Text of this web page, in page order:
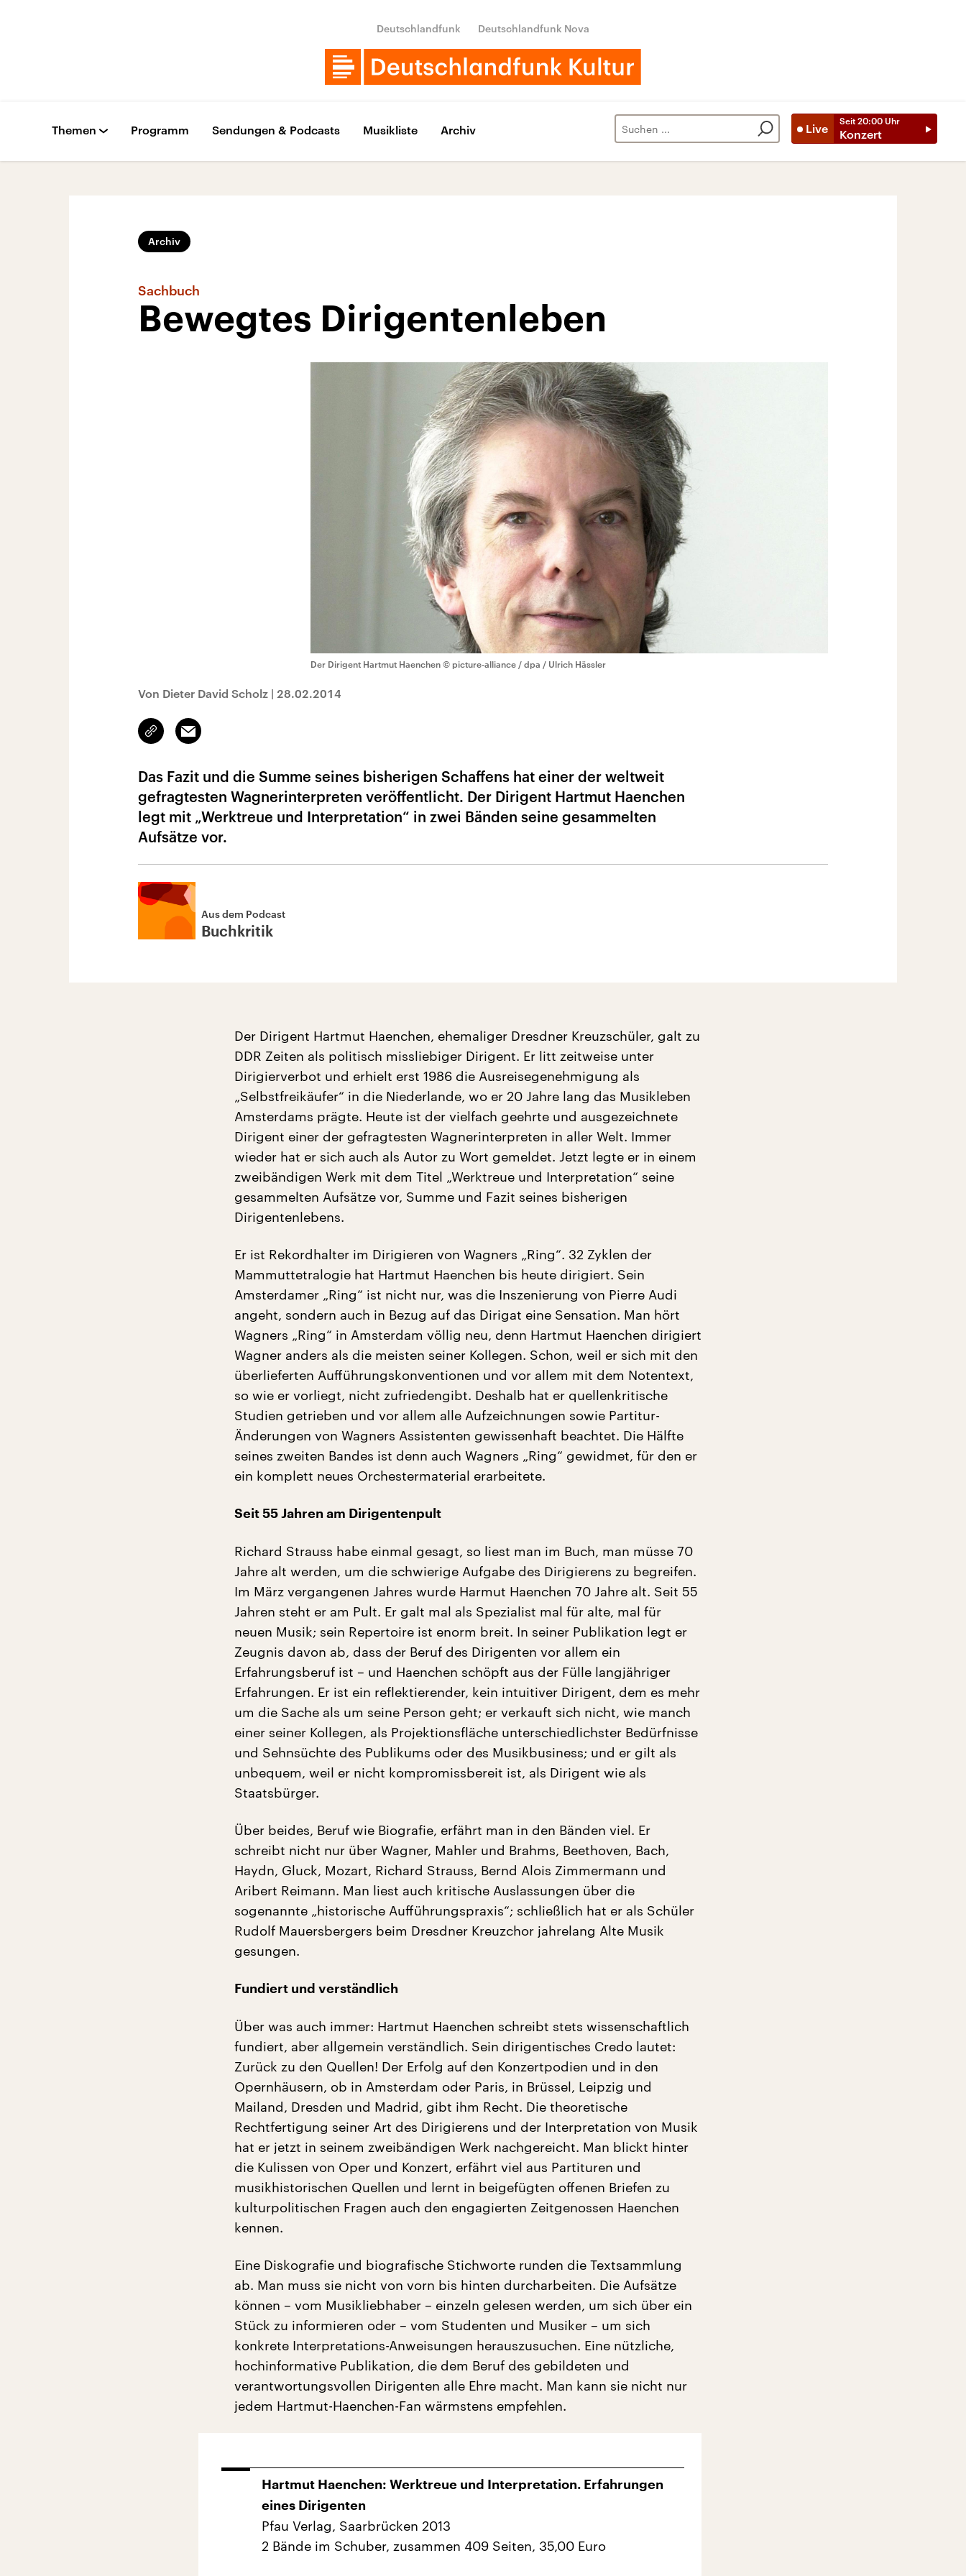
Deutschlandfunk Deutschlandfunk Nova
Live
Seit 20:00 Uhr
Konzert
Themen Programm Sendungen & Podcasts Musikliste Archiv
Archiv
Sachbuch
Bewegtes Dirigentenleben
Der Dirigent Hartmut Haenchen © picture-alliance / dpa / Ulrich Hässler
Von Dieter David Scholz | 28.02.2014
Link
kopieren/teilen
Email
Das Fazit und die Summe seines bisherigen Schaffens hat einer der weltweit
gefragtesten Wagnerinterpreten veröffentlicht. Der Dirigent Hartmut Haenchen
legt mit „Werktreue und Interpretation“ in zwei Bänden seine gesammelten
Aufsätze vor.
Aus dem Podcast
Buchkritik
Der Dirigent Hartmut Haenchen, ehemaliger Dresdner Kreuzschüler, galt zu
DDR Zeiten als politisch missliebiger Dirigent. Er litt zeitweise unter
Dirigierverbot und erhielt erst 1986 die Ausreisegenehmigung als
„Selbstfreikäufer“ in die Niederlande, wo er 20 Jahre lang das Musikleben
Amsterdams prägte. Heute ist der vielfach geehrte und ausgezeichnete
Dirigent einer der gefragtesten Wagnerinterpreten in aller Welt. Immer
wieder hat er sich auch als Autor zu Wort gemeldet. Jetzt legte er in einem
zweibändigen Werk mit dem Titel „Werktreue und Interpretation“ seine
gesammelten Aufsätze vor, Summe und Fazit seines bisherigen
Dirigentenlebens.
Er ist Rekordhalter im Dirigieren von Wagners „Ring“. 32 Zyklen der
Mammuttetralogie hat Hartmut Haenchen bis heute dirigiert. Sein
Amsterdamer „Ring“ ist nicht nur, was die Inszenierung von Pierre Audi
angeht, sondern auch in Bezug auf das Dirigat eine Sensation. Man hört
Wagners „Ring“ in Amsterdam völlig neu, denn Hartmut Haenchen dirigiert
Wagner anders als die meisten seiner Kollegen. Schon, weil er sich mit den
überlieferten Aufführungskonventionen und vor allem mit dem Notentext,
so wie er vorliegt, nicht zufriedengibt. Deshalb hat er quellenkritische
Studien getrieben und vor allem alle Aufzeichnungen sowie Partitur-
Änderungen von Wagners Assistenten gewissenhaft beachtet. Die Hälfte
seines zweiten Bandes ist denn auch Wagners „Ring“ gewidmet, für den er
ein komplett neues Orchestermaterial erarbeitete.
Seit 55 Jahren am Dirigentenpult
Richard Strauss habe einmal gesagt, so liest man im Buch, man müsse 70
Jahre alt werden, um die schwierige Aufgabe des Dirigierens zu begreifen.
Im März vergangenen Jahres wurde Harmut Haenchen 70 Jahre alt. Seit 55
Jahren steht er am Pult. Er galt mal als Spezialist mal für alte, mal für
neuen Musik; sein Repertoire ist enorm breit. In seiner Publikation legt er
Zeugnis davon ab, dass der Beruf des Dirigenten vor allem ein
Erfahrungsberuf ist – und Haenchen schöpft aus der Fülle langjähriger
Erfahrungen. Er ist ein reflektierender, kein intuitiver Dirigent, dem es mehr
um die Sache als um seine Person geht; er verkauft sich nicht, wie manch
einer seiner Kollegen, als Projektionsfläche unterschiedlichster Bedürfnisse
und Sehnsüchte des Publikums oder des Musikbusiness; und er gilt als
unbequem, weil er nicht kompromissbereit ist, als Dirigent wie als
Staatsbürger.
Über beides, Beruf wie Biografie, erfährt man in den Bänden viel. Er
schreibt nicht nur über Wagner, Mahler und Brahms, Beethoven, Bach,
Haydn, Gluck, Mozart, Richard Strauss, Bernd Alois Zimmermann und
Aribert Reimann. Man liest auch kritische Auslassungen über die
sogenannte „historische Aufführungspraxis“; schließlich hat er als Schüler
Rudolf Mauersbergers beim Dresdner Kreuzchor jahrelang Alte Musik
gesungen.
Fundiert und verständlich
Über was auch immer: Hartmut Haenchen schreibt stets wissenschaftlich
fundiert, aber allgemein verständlich. Sein dirigentisches Credo lautet:
Zurück zu den Quellen! Der Erfolg auf den Konzertpodien und in den
Opernhäusern, ob in Amsterdam oder Paris, in Brüssel, Leipzig und
Mailand, Dresden und Madrid, gibt ihm Recht. Die theoretische
Rechtfertigung seiner Art des Dirigierens und der Interpretation von Musik
hat er jetzt in seinem zweibändigen Werk nachgereicht. Man blickt hinter
die Kulissen von Oper und Konzert, erfährt viel aus Partituren und
musikhistorischen Quellen und lernt in beigefügten offenen Briefen zu
kulturpolitischen Fragen auch den engagierten Zeitgenossen Haenchen
kennen.
Eine Diskografie und biografische Stichworte runden die Textsammlung
ab. Man muss sie nicht von vorn bis hinten durcharbeiten. Die Aufsätze
können – vom Musikliebhaber – einzeln gelesen werden, um sich über ein
Stück zu informieren oder – vom Studenten und Musiker – um sich
konkrete Interpretations-Anweisungen herauszusuchen. Eine nützliche,
hochinformative Publikation, die dem Beruf des gebildeten und
verantwortungsvollen Dirigenten alle Ehre macht. Man kann sie nicht nur
jedem Hartmut-Haenchen-Fan wärmstens empfehlen.
Hartmut Haenchen: Werktreue und Interpretation. Erfahrungen
eines Dirigenten
Pfau Verlag, Saarbrücken 2013
2 Bände im Schuber, zusammen 409 Seiten, 35,00 Euro